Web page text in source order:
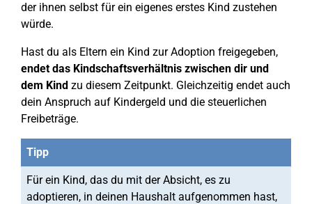
der ihnen selbst für ein eigenes erstes Kind zustehen
würde.
Hast du als Eltern ein Kind zur Adoption freigegeben,
endet das Kindschaftsverhältnis zwischen dir und
dem Kind zu diesem Zeitpunkt. Gleichzeitig endet auch
dein Anspruch auf Kindergeld und die steuerlichen
Freibeträge.
Tipp
Für ein Kind, das du mit der Absicht, es zu
adoptieren, in deinen Haushalt aufgenommen hast,